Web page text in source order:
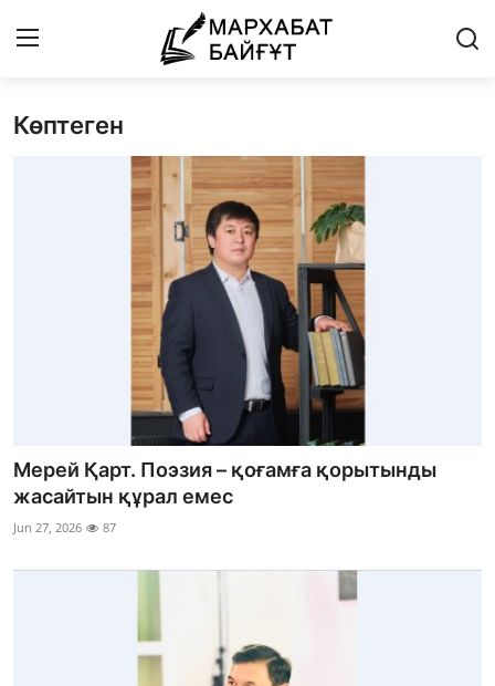
Басты бет
Мархабат Байғұт 80 жас
Әлем әдебиеті
Бейнебаян
Фотосуреттер
Көптеген
Мерей Қарт. Поэзия – қоғамға қорытынды
жасайтын құрал емес
Jun 27, 2026 87